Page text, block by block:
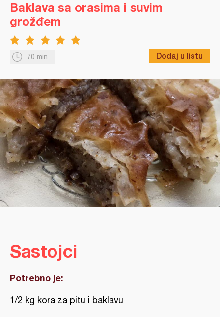
70 min Dodaj u listu
Baklava sa orasima i suvim
grožđem
Sastojci
Potrebno je:
1/2 kg kora za pitu i baklavu